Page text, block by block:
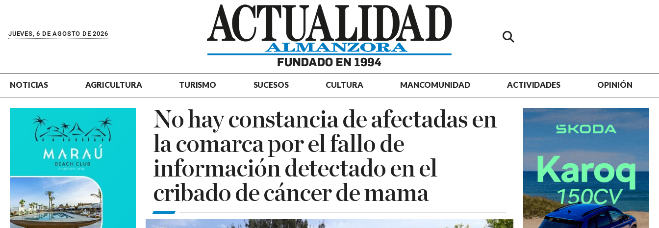
JUEVES, 6 DE AGOSTO DE 2026
NOTICIAS AGRICULTURA TURISMO SUCESOS CULTURA MANCOMUNIDAD ACTIVIDADES OPINIÓN
No hay constancia de afectadas en
la comarca por el fallo de
información detectado en el
cribado de cáncer de mama